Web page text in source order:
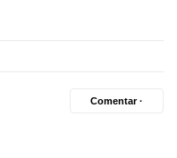
Comentar ·